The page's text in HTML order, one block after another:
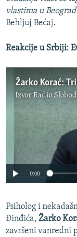
vlastima u
Behljuj Bećaj.
Reakcije u Srbiji:
IzvorRadio
No
0:00
Psiholog i
Đinđića, Žarko
završeni vanredni